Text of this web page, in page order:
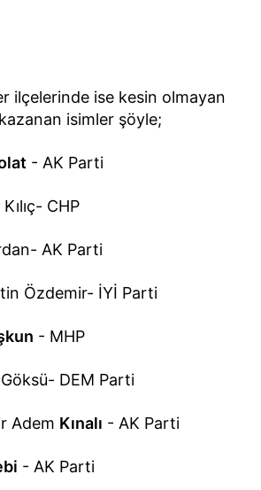
ilçelerinde ise kesin olmayan
isimler şöyle;
- AK Parti
Kılıç- CHP
AK Parti
Özdemir- İYİ Parti
- MHP
DEM Parti
Adem Kınalı - AK Parti
- AK Parti